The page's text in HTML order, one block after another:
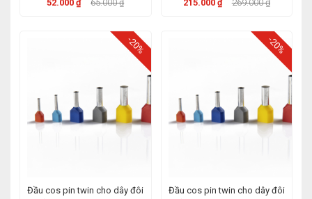
52.000 ₫ 65.000 ₫ 215.000 ₫ 269.000 ₫
-20%
Đầu cos pin twin cho dây đôi
-20%
Đầu cos pin twin cho dây đôi